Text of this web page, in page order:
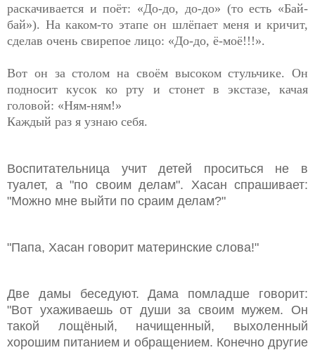
раскачивается и поёт: «До-до, до-до» (то есть «Бай-
бай»). На каком-то этапе он шлёпает меня и кричит,
сделав очень свирепое лицо: «До-до, ё-моё!!!».
Вот он за столом на своём высоком стульчике. Он
подносит кусок ко рту и стонет в экстазе, качая
головой: «Ням-ням!»
Каждый раз я узнаю себя.
Воспитательница учит детей проситься не в
туалет, а "по своим делам". Хасан спрашивает:
"Можно мне выйти по сраим делам?"
"Папа, Хасан говорит материнские слова!"
Две дамы беседуют. Дама помладше говорит:
"Вот ухаживаешь от души за своим мужем. Он
такой лощёный, начищенный, выхоленный
хорошим питанием и обращением. Конечно другие